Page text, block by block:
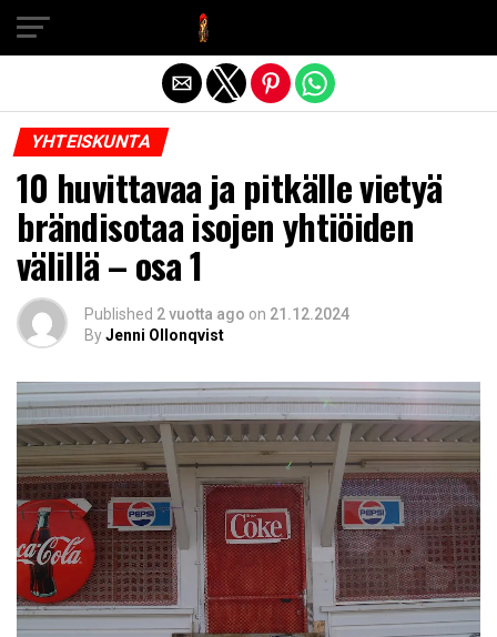
YHTEISKUNTA
10 huvittavaa ja pitkälle vietyä
brändisotaa isojen yhtiöiden
välillä – osa 1
Published 2 vuotta ago on 21.12.2024
ByJenni Ollonqvist
Exit mobile version